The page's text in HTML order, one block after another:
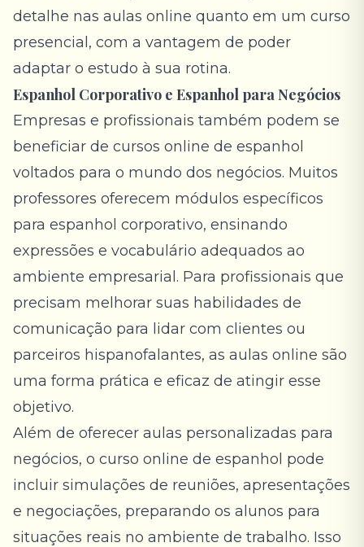
detalhe nas aulas online quanto em um curso
presencial, com a vantagem de poder
adaptar o estudo à sua rotina.
Espanhol Corporativo e Espanhol para Negócios
Empresas e profissionais também podem se
beneficiar de cursos online de espanhol
voltados para o mundo dos negócios. Muitos
professores oferecem módulos específicos
para espanhol corporativo, ensinando
expressões e vocabulário adequados ao
ambiente empresarial. Para profissionais que
precisam melhorar suas habilidades de
comunicação para lidar com clientes ou
parceiros hispanofalantes, as aulas online são
uma forma prática e eficaz de atingir esse
objetivo.
Além de oferecer aulas personalizadas para
negócios, o curso online de espanhol pode
incluir simulações de reuniões, apresentações
e negociações, preparando os alunos para
situações reais no ambiente de trabalho. Isso